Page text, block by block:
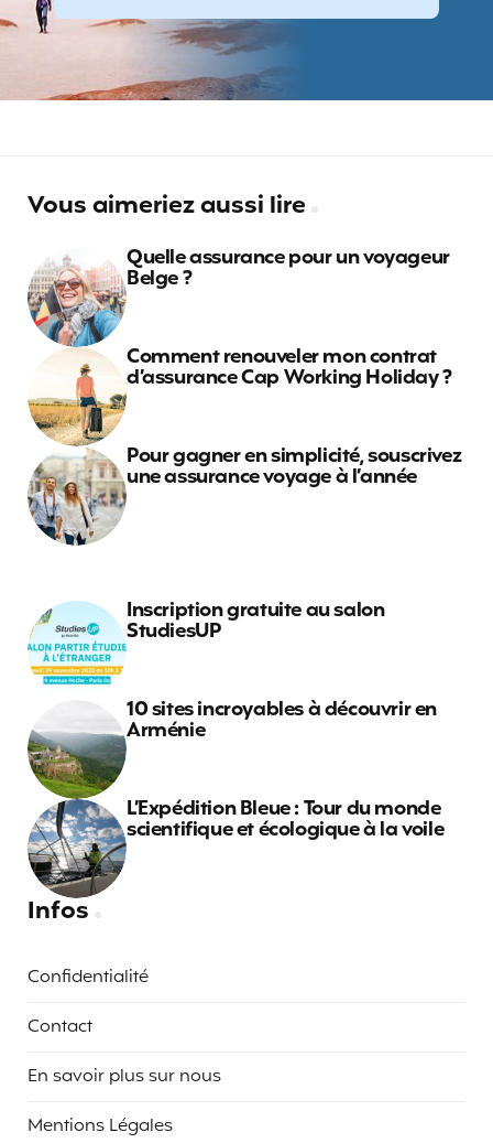
Vous aimeriez aussi lire
Quelle assurance pour un voyageur
Belge ?
Comment renouveler mon contrat
d’assurance Cap Working Holiday ?
Pour gagner en simplicité, souscrivez
une assurance voyage à l’année
Inscription gratuite au salon
StudiesUP
10 sites incroyables à découvrir en
Arménie
L’Expédition Bleue : Tour du monde
scientifique et écologique à la voile
Infos
Confidentialité
Contact
En savoir plus sur nous
Mentions Légales